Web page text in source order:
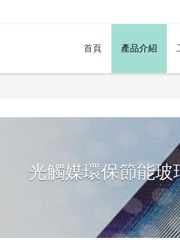
首頁 產品介紹
光觸媒環保節能玻